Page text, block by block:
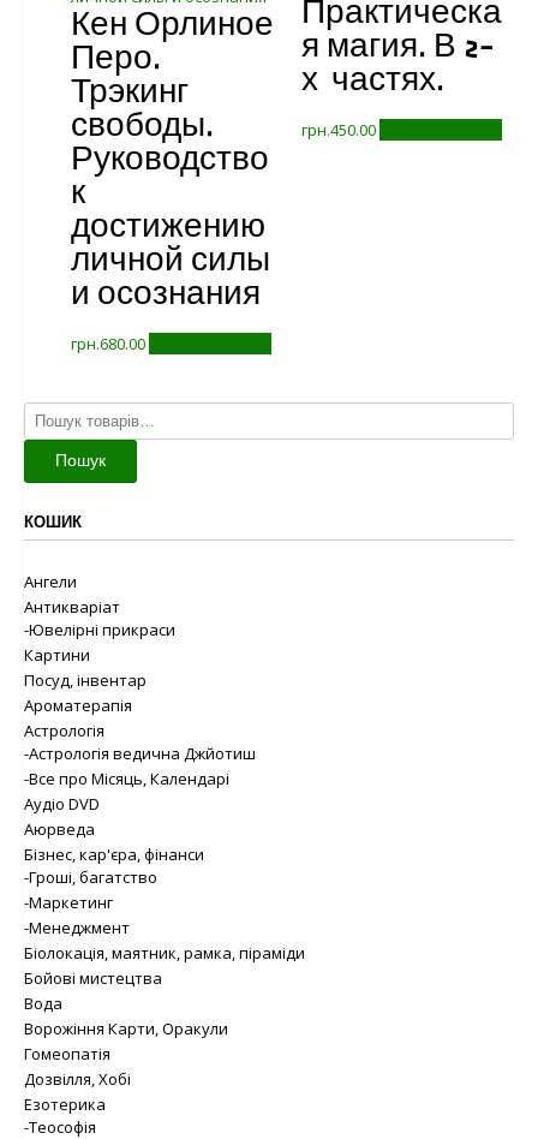
Кен Орлиное
Перо.
Трэкинг
свободы.
Руководство
к
достижению
личной силы
и осознания
грн.680.00
Практическа
я магия. В 2-
х частях.
грн.450.00
Шукати:
Пошук
КОШИК
Ангели
Антикваріат
-Ювелірні прикраси
Картини
Посуд, інвентар
Ароматерапія
Астрологія
-Астрологія ведична Джйотиш
-Все про Місяць, Календарі
Аудіо DVD
Аюрведа
Бізнес, кар'єра, фінанси
-Гроші, багатство
-Маркетинг
-Менеджмент
Біолокація, маятник, рамка, піраміди
Бойові мистецтва
Вода
Ворожіння Карти, Оракули
Гомеопатія
Дозвілля, Хобі
Езотерика
-Теософія